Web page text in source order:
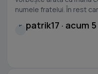
numele fratelui. În rest
P patrik17 · acum